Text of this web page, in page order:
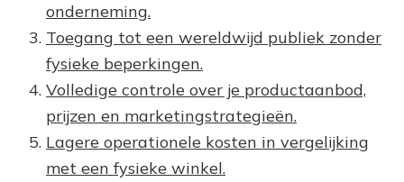
onderneming.
Toegang tot een wereldwijd publiek zonder
fysieke beperkingen.
Volledige controle over je productaanbod,
prijzen en marketingstrategieën.
Lagere operationele kosten in vergelijking
met een fysieke winkel.